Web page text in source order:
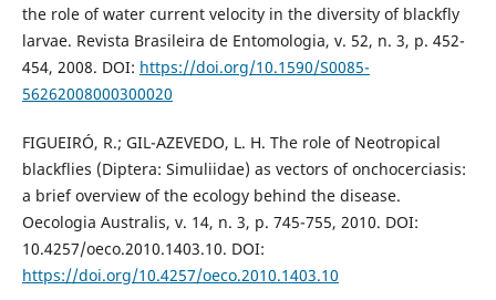
the role of water current velocity in the diversity of blackfly
larvae. Revista Brasileira de Entomologia, v. 52, n. 3, p. 452-
454, 2008. DOI: https://doi.org/10.1590/S0085-
56262008000300020
FIGUEIRÓ, R.; GIL-AZEVEDO, L. H. The role of Neotropical
blackflies (Diptera: Simuliidae) as vectors of onchocerciasis:
a brief overview of the ecology behind the disease.
Oecologia Australis, v. 14, n. 3, p. 745-755, 2010. DOI:
10.4257/oeco.2010.1403.10. DOI:
https://doi.org/10.4257/oeco.2010.1403.10